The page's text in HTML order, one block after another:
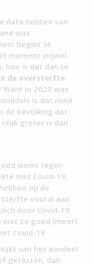
data hebben van
was
begint te
moment vrijwel
hoe is dat dan te
de oversterfte
Want in 2020 was
is dat rond
de bevolking dat
groter is dan
werkt tegen
met Covid-19,
op de
vooral aan
door Covid-19
zo goed (meer)
Covid-19.
van het aandeel
getesten, dan